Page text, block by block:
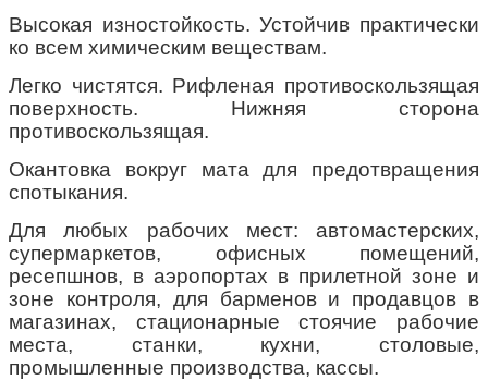
Высокая изностойкость. Устойчив практически
ко всем химическим веществам.
Легко чистятся. Рифленая противоскользящая
поверхность. Нижняя сторона
противоскользящая.
Окантовка вокруг мата для предотвращения
спотыкания.
Для любых рабочих мест: автомастерских,
супермаркетов, офисных помещений,
ресепшнов, в аэропортах в прилетной зоне и
зоне контроля, для барменов и продавцов в
магазинах, стационарные стоячие рабочие
места, станки, кухни, столовые,
промышленные производства, кассы.